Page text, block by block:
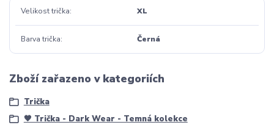
Velikost trička XL
Barva trička Černá
Zboží zařazeno v kategoriích
Trička
🖤 Trička - Dark Wear - Temná kolekce